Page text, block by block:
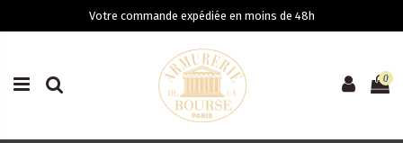
Votre commande expédiée en moins de 48h
0